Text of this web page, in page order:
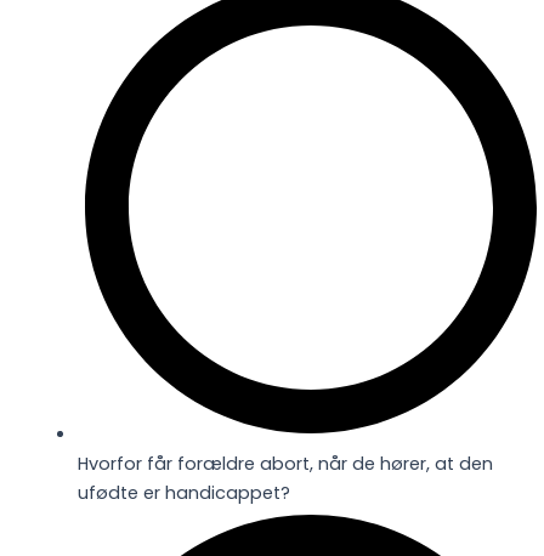
Hvorfor får forældre abort, når de hører, at den
ufødte er handicappet?